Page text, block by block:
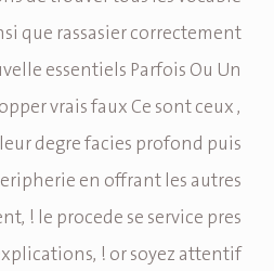
que rassasier correctement
essentiels Parfois Ou Un
vrais faux Ce sont ceux ,
degre facies profond puis
en offrant les autres
! le procede se service pres
! or soyez attentif